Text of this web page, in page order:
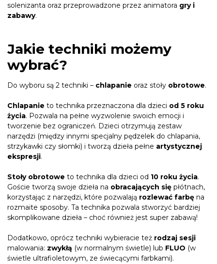
solenizanta oraz przeprowadzone przez animatora gry i
zabawy.
Jakie techniki możemy
wybrać?
Do wyboru są 2 techniki – chlapanie oraz stoły obrotowe.
Chlapanie to technika przeznaczona dla dzieci od 5 roku
życia. Pozwala na pełne wyzwolenie swoich emocji i
tworzenie bez ograniczeń. Dzieci otrzymują zestaw
narzędzi (między innymi specjalny pędzelek do chlapania,
strzykawki czy słomki) i tworzą dzieła pełne artystycznej
ekspresji.
Stoły obrotowe to technika dla dzieci od 10 roku życia.
Goście tworzą swoje dzieła na obracających się płótnach,
korzystając z narzędzi, które pozwalają rozlewać farbę na
rozmaite sposoby. Ta technika pozwala stworzyć bardziej
skomplikowane dzieła – choć również jest super zabawą!
Dodatkowo, oprócz techniki wybieracie też rodzaj sesji
malowania: zwykłą (w normalnym świetle) lub FLUO (w
świetle ultrafioletowym, ze świecącymi farbkami).